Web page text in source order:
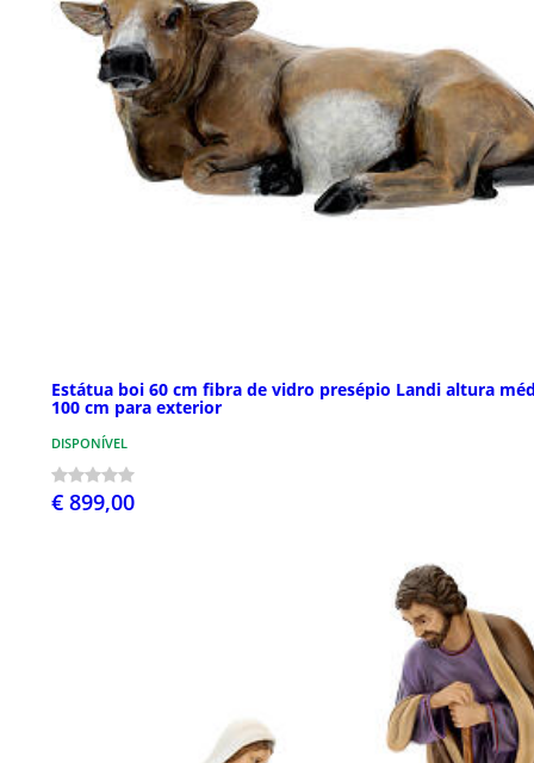
Estátua boi 60 cm fibra de vidro presépio Landi altura
100 cm para exterior
DISPONÍVEL
€ 899,00